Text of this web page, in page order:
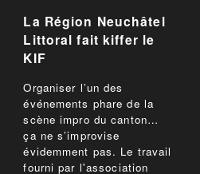
La Région Neuchâtel
Littoral fait kiffer le
KIF
Organiser l’un des
événements phare de la
scène impro du canton…
ça ne s’improvise
évidemment pas. Le travail
fourni par l'association